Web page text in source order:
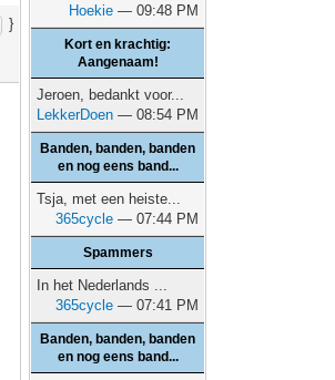
}
Hoekie — 09:48 PM
Kort en krachtig:
Aangenaam!
Jeroen, bedankt voor...
LekkerDoen — 08:54 PM
Banden, banden, banden
en nog eens band...
Tsja, met een heiste...
365cycle — 07:44 PM
Spammers
In het Nederlands ...
365cycle — 07:41 PM
Banden, banden, banden
en nog eens band...